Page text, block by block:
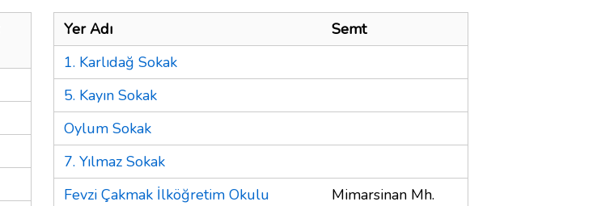
Yer Adı
Semt
1. Karlıdağ Sokak
5. Kayın Sokak
Oylum Sokak
7. Yılmaz Sokak
Fevzi Çakmak İlköğretim Okulu
Mimarsinan Mh.